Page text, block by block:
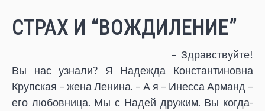
СТРАХ И “ВОЖДИЛЕНИЕ”
– Здравствуйте!
Вы нас узнали? Я Надежда Константиновна
Крупская – жена Ленина. – А я – Инесса Арманд –
его любовница. Мы с Надей дружим. Вы когда-